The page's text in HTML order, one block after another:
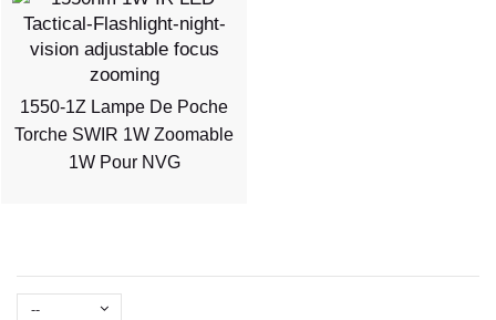
1550-1Z Lampe De Poche
Torche SWIR 1W Zoomable
1W Pour NVG
--